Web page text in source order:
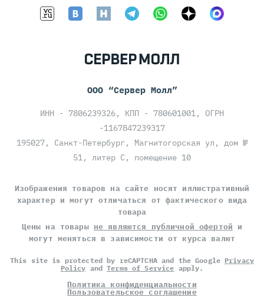
ООО “Сервер Молл”
ИНН - 7806239326, КПП - 780601001, ОГРН
-1167847239317
195027, Санкт-Петербург, Магнитогорская ул, дом №
51, литер С, помещение 10
Изображения товаров на сайте носят иллюстративный
характер и могут отличаться от фактического вида
товара
Цены на товары не являются публичной офертой и
могут меняться в зависимости от курса валют
This site is protected by reCAPTCHA and the Google Privacy
Policy andTerms of Service apply.
Политика конфиденциальности
Пользовательское соглашение